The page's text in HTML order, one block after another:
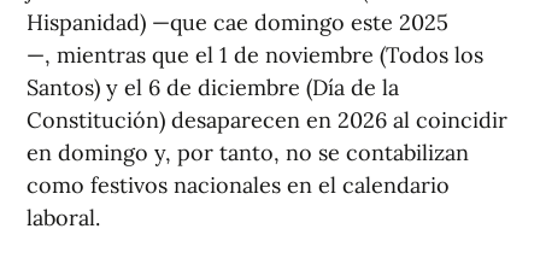
Hispanidad) —que cae domingo este 2025
—, mientras que el 1 de noviembre (Todos los
Santos) y el 6 de diciembre (Día de la
Constitución) desaparecen en 2026 al coincidir
en domingo y, por tanto, no se contabilizan
como festivos nacionales en el calendario
laboral.